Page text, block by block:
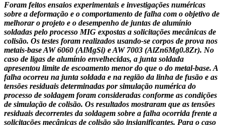
Foram feitos ensaios experimentais e investigações numéricas
sobre a deformação e o comportamento de falha com o objetivo de
melhorar o projeto e o desempenho de juntas de alumínio
soldadas pelo processo MIG expostas a solicitações mecânicas de
colisão. Os testes foram realizados usando-se corpos de prova nos
metais-base AW 6060 (AlMgSi) e AW 7003 (AlZn6Mg0.8Zr). No
caso de ligas de alumínio envelhecidas, a junta soldada
apresentou limite de escoamento menor do que o do metal-base. A
falha ocorreu na junta soldada e na região da linha de fusão e as
tensões residuais determinadas por simulação numérica do
processo de soldagem foram consideradas conforme as condições
de simulação de colisão. Os resultados mostraram que as tensões
residuais decorrentes da soldagem sobre a falha ocorrida frente a
solicitações mecânicas de colisão são insignificantes. Para o caso